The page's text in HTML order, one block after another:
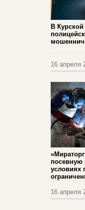
В Курской
16 апреля
условиях
16 апреля